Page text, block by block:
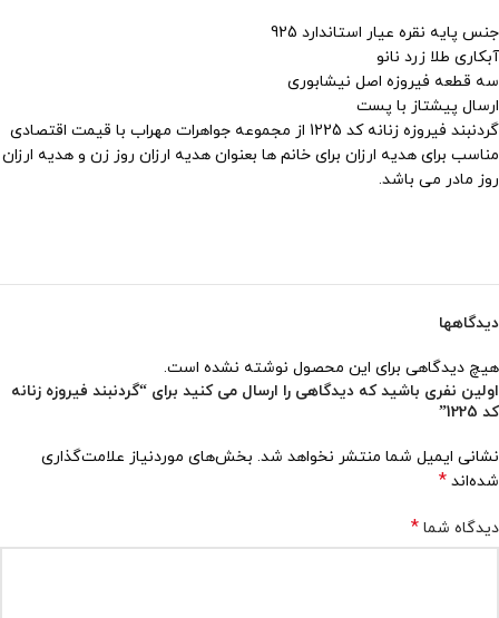
جنس پایه نقره عیار استاندارد 925
آبکاری طلا زرد نانو
سه قطعه فیروزه اصل نیشابوری
ارسال پیشتاز با پست
گردنبند فیروزه زنانه کد 1225 از مجموعه جواهرات مهراب با قیمت اقتصادی
مناسب برای هدیه ارزان برای خانم ها بعنوان هدیه ارزان روز زن و هدیه ارزان
روز مادر می باشد.
دیدگاهها
هیچ دیدگاهی برای این محصول نوشته نشده است.
اولین نفری باشید که دیدگاهی را ارسال می کنید برای “گردنبند فیروزه زنانه
کد 1225”
نشانی ایمیل شما منتشر نخواهد شد. بخش‌های موردنیاز علامت‌گذاری
شده‌اند *
دیدگاه شما *